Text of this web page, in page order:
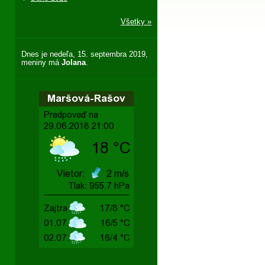
Všetky »
Dnes je nedeľa, 15. septembra 2019,
meniny má Jolana.